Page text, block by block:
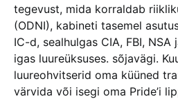
tegevust, mida korraldab
(ODNI), kabineti tasemel
IC-d, sealhulgas CIA, FBI,
igas luureüksuses. sõjavägi.
luureohvitserid oma küüned
värvida või isegi oma Pride’i